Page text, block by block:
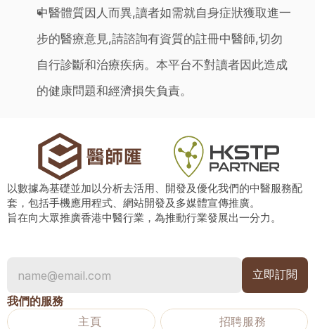
中醫體質因人而異,讀者如需就自身症狀獲取進一
步的醫療意見,請諮詢有資質的註冊中醫師,切勿
自行診斷和治療疾病。本平台不對讀者因此造成
的健康問題和經濟損失負責。
以數據為基礎並加以分析去活用、開發及優化我們的中醫服務配
套，包括手機應用程式、網站開發及多媒體宣傳推廣。
旨在向大眾推廣香港中醫行業，為推動行業發展出一分力。
我們的服務
主頁
招聘服務